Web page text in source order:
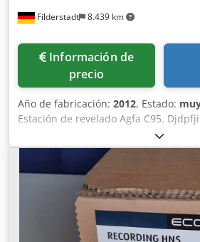
Filderstadt 8.439 km
Información de
precio
Año de fabricación: 2012, Estado:
Estación de revelado Agfa C95.